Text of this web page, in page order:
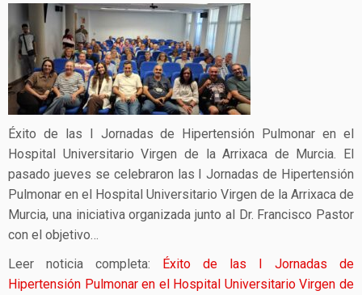
Éxito de las I Jornadas de Hipertensión Pulmonar en el
Hospital Universitario Virgen de la Arrixaca de Murcia. El
pasado jueves se celebraron las I Jornadas de Hipertensión
Pulmonar en el Hospital Universitario Virgen de la Arrixaca de
Murcia, una iniciativa organizada junto al Dr. Francisco Pastor
con el objetivo…
Leer noticia completa:
Éxito de las I Jornadas de
Hipertensión Pulmonar en el Hospital Universitario Virgen de